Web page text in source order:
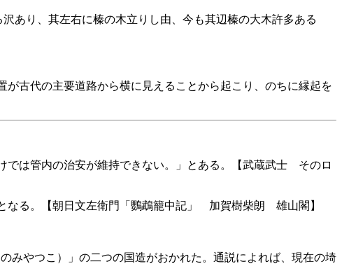
り、其左右に榛の木立りし由、今も其辺榛の大木許多ある
古代の主要道路から横に見えることから起こり、のちに縁起を
では管内の治安が維持できない。」とある。【武蔵武士 そのロ
なる。【朝日文左衛門「鸚鵡籠中記」 加賀樹柴朗 雄山閣】
みやつこ）」の二つの国造がおかれた。通説によれば、現在の埼